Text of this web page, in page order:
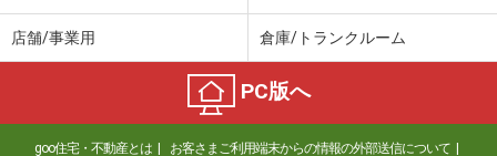
店舗/事業用 倉庫/トランクルーム
PC版へ
goo住宅・不動産とは お客さまご利用端末からの情報の外部送信について